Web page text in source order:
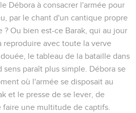
Débora à consacrer l'armée pour
par le chant d'un cantique propre
? Ou bien est-ce Barak, qui au jour
reproduire avec toute la verve
le tableau de la bataille dans
sens paraît plus simple. Débora se
où l'armée se disposait au
et le presse de se lever, de
une multitude de captifs.